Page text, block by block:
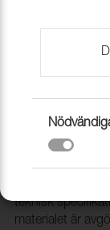
Konstläder
2133005
teknisk
materialet är